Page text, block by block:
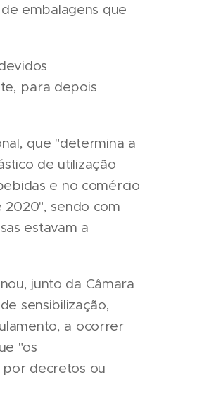
embalagens que
para depois
que "determina a
de utilização
e no comércio
sendo com
estavam a
junto da Câmara
sensibilização,
a ocorrer
"os
por decretos ou